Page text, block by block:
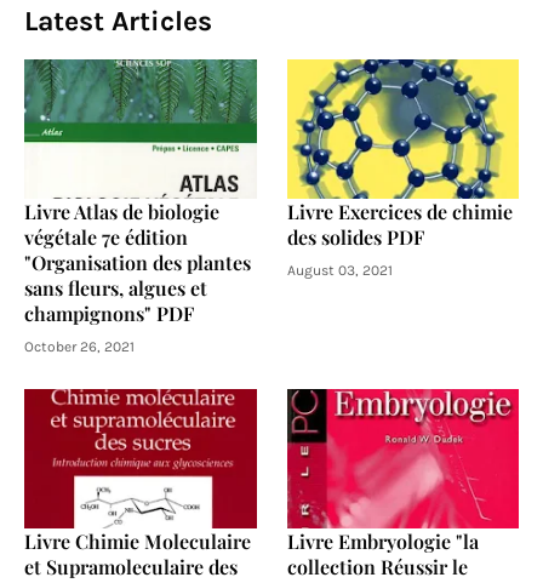
Latest Articles
Livre Atlas de biologie
végétale 7e édition
"Organisation des plantes
sans fleurs, algues et
champignons" PDF
October 26, 2021
Livre Exercices de chimie
des solides PDF
August 03, 2021
Livre Chimie Moleculaire
et Supramoleculaire des
Livre Embryologie "la
collection Réussir le